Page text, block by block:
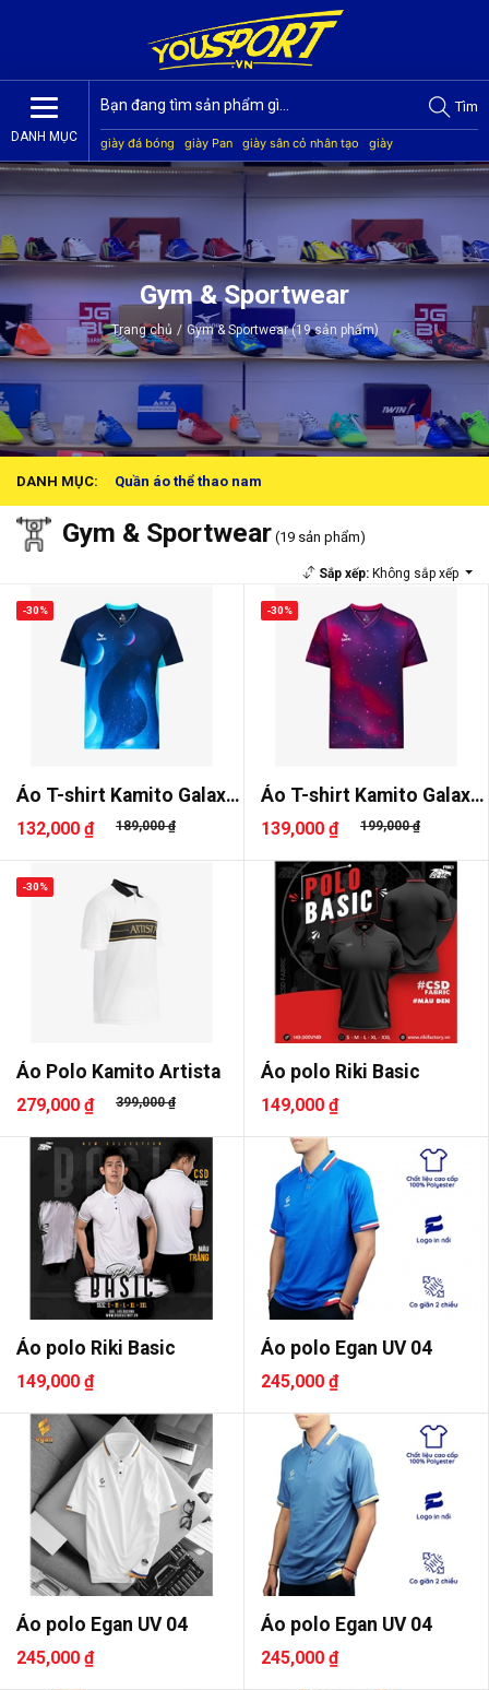
DANH MỤC
Tìm
giày đá bóng giày Pan giày sân cỏ nhân tạo
giày
Jogarbola
giày Mitre giày Akka quần áo bóng đá
giày
Gym & Sportwear
Trang chủ / Gym & Sportwear (19 sản phẩm)
DANH MỤC: Quần áo thể thao nam
Gym & Sportwear (19 sản phẩm)
Sắp xếp:Không sắp xếp
Áo T-shirt Kamito Galaxy
3
132,000 ₫ 189,000 ₫
-30%
Áo T-shirt Kamito Galaxy
2
139,000 ₫ 199,000 ₫
-30%
Áo Polo Kamito Artista
279,000 ₫ 399,000 ₫
-30%
Áo polo Riki Basic
149,000 ₫
Áo polo Riki Basic
149,000 ₫
Áo polo Egan UV 04
245,000 ₫
Áo polo Egan UV 04
245,000 ₫
Áo polo Egan UV 04
245,000 ₫